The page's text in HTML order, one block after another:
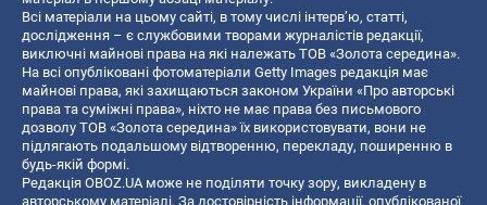
Всі матеріали на цьому сайті, в тому числі інтерв’ю, статті,
дослідження – є службовими творами журналістів редакції,
виключні майнові права на які належать ТОВ «Золота середина».
На всі опубліковані фотоматеріали Getty Images редакція має
майнові права, які захищаються законом України «Про авторські
права та суміжні права», ніхто не має права без письмового
дозволу ТОВ «Золота середина» їх використовувати, вони не
підлягають подальшому відтворенню, перекладу, поширенню в
будь-якій формі.
Редакція OBOZ.UA може не поділяти точку зору, викладену в
авторському матеріалі. За достовірність інформації, опублікованої